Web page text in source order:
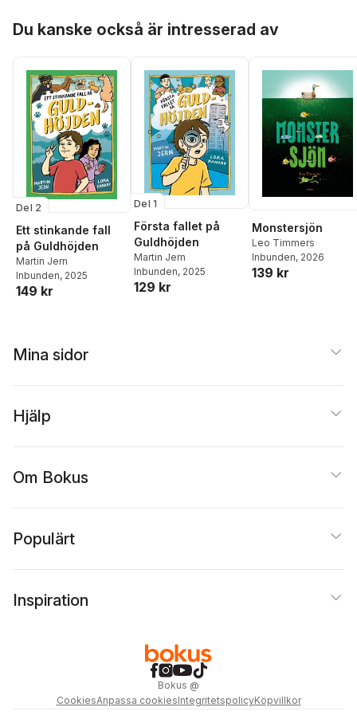
Du kanske också är intresserad av
Del 2
Ett stinkande fall
på Guldhöjden
Martin Jern
Inbunden, 2025
149 kr
Del 1
Första fallet på
Guldhöjden
Martin Jern
Inbunden, 2025
129 kr
Monstersjön
Leo Timmers
Inbunden, 2026
139 kr
Mina sidor
Hjälp
Om Bokus
Populärt
Inspiration
Bokus @
CookiesAnpassa cookiesIntegritetspolicyKöpvillkor